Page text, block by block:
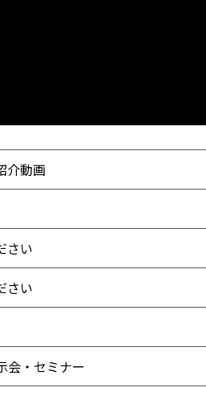
介動画
さい
さい
会・セミナー